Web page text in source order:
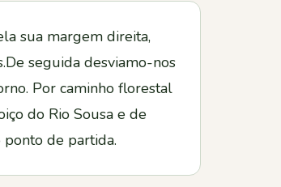
sua margem direita,
seguida desviamo-nos
Por caminho florestal
do Rio Sousa e de
ponto de partida.